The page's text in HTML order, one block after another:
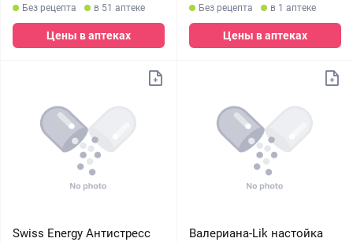
Без рецепта в 51 аптеке
Цены в аптеках
Без рецепта в 1 аптеке
Цены в аптеках
Swiss Energy Антистресс
Валериана-Lik настойка